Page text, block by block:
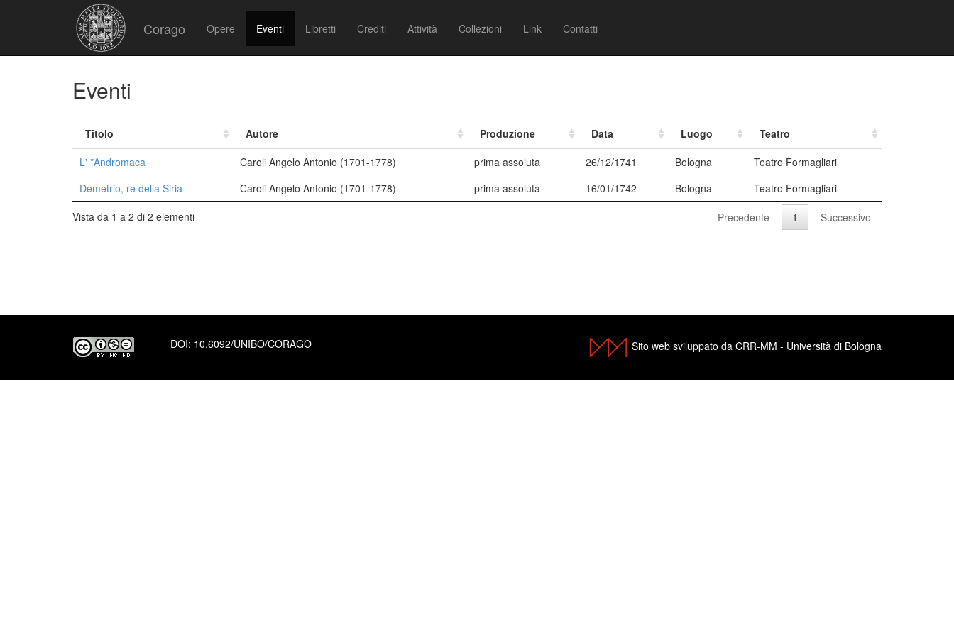
Corago Opere Eventi Libretti Crediti Attività Collezioni Link Contatti
Eventi
Titolo Autore Produzione Data Luogo
Teatro
L' *Andromaca
Caroli Angelo Antonio (1701-1778) prima assoluta 26/12/1741 Bologna
Teatro Formagliari
Demetrio, re della Siria
Caroli Angelo Antonio (1701-1778) prima assoluta 16/01/1742 Bologna
Teatro Formagliari
Vista da 1 a 2 di 2 elementi
Precedente 1 Successivo
DOI: 10.6092/UNIBO/CORAGO Sito web sviluppato da CRR-MM - Università di Bologna